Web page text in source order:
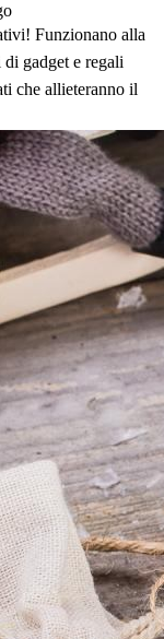
Funzionano alla
gadget e regali
che allieteranno il